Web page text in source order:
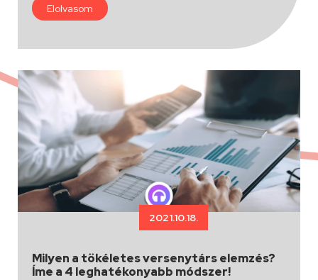
Elolvasom
2021.10.18.
Milyen a tökéletes versenytárs elemzés?
Íme a 4 leghatékonyabb módszer!